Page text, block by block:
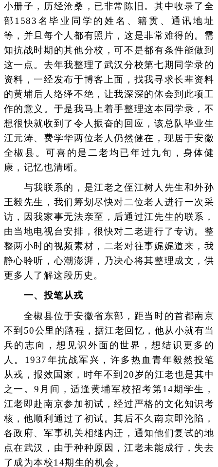
小册子，历经沧桑，已非常陈旧。其中收录了全
部1583名毕业同学的姓名、籍贯、通讯地址
等，并且每个人都有照片，这是非常难得的。需
知抗战时期的其他分校，可不是都有条件能做到
这一点。去年我整理了武汉分校第七期同学录的
资料，一经发布于博客上面，找我寻求长辈资料
的黄埔后人络绎不绝，让我深深的体会到此项工
作的意义。于是我马上着手整理这本同学录，不
想很快就收到了令人振奋的回应，该总队毕业生
江元涛、费学华两位老人仍然健在，现居于安徽
全椒县。可喜的是二老均已年过九旬，身体健
康，记忆也清晰。
与我联系的，是江老之侄江树人先生和外孙
王毅先生，我们筹划尽快对二位老人进行一次采
访，因我家事无法亲至，后通过江先生的联系，
由当地电视台安排，很快对二老进行了专访。整
整两小时的视频素材，二老对往事娓娓道来，我
静心聆听，心潮澎湃，乃决心将其整理成文，供
更多人了解这段历史。
一、投笔从戎
全椒县位于安徽省东部，距当时的首都南京
不到50公里的路程，据江老回忆，他从小就有当
兵的志向，想见识外面的世界，想结识更多的
人。1937年抗战军兴，许多热血青年毅然投笔
从戎，报效国家，时年不到20岁的江老也是其中
之一。9月间，适逢黄埔军校招考第14期学生，
江老即赴南京参加初试，经过严格的文化知识考
核，他顺利通过了初试。其后不久南京即沦陷，
各政府、军事机关相继内迁，通知他们复试的地
点在武汉，由于种种原因，江老未能成行，失去
了成为本校14期生的机会。